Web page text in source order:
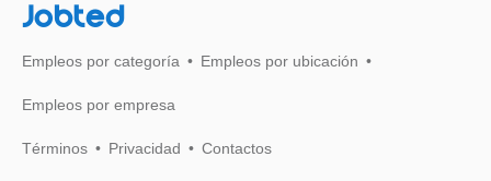
Jobted
Empleos por categoría Empleos por ubicación
Empleos por empresa
Términos Privacidad Contactos